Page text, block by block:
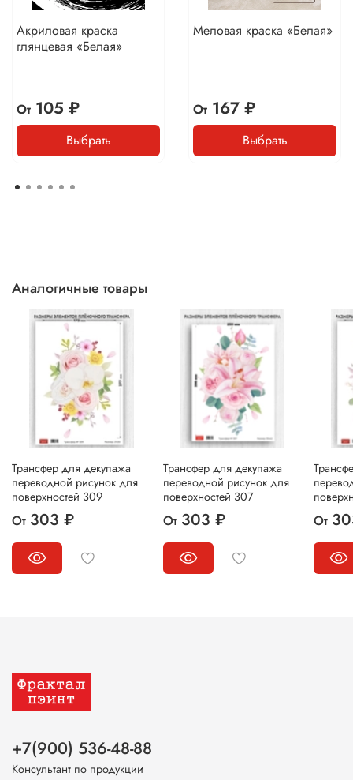
Акриловая краска
глянцевая «Белая»
От105 ₽
Выбрать
Меловая краска «Белая»
От167 ₽
Выбрать
Аналогичные товары
Трансфер для декупажа
переводной рисунок для
поверхностей 309
От 303 ₽
Трансфер для декупажа
переводной рисунок для
поверхностей 307
От 303 ₽ От
+7(900) 536-48-88
Консультант по продукции